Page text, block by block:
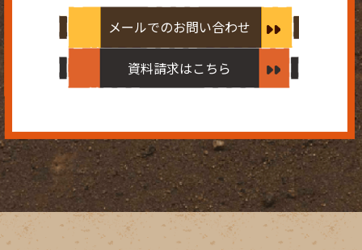
メールでのお問い合わせ
資料請求はこちら